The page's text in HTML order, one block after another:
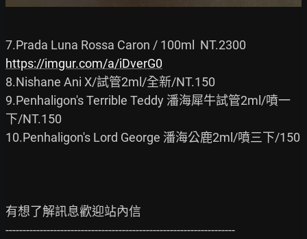
https://imgur.com/a/iDverG0
8.Nishane Ani X/試管2ml/全新/NT.150
9.Penhaligon's Terrible Teddy 潘海犀牛試管2ml/噴一
下/NT.150
10.Penhaligon's Lord George 潘海公鹿2ml/噴三下/150
有想了解訊息歡迎站內信
-------------------------------------------------------------------